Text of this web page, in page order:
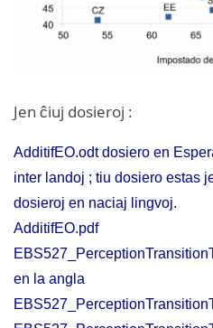
Jen ĉiuj dosieroj :
AdditifEO.odt dosiero en
inter landoj ; tiu dosiero estas
dosieroj en naciaj lingvoj.
AdditifEO.pdf
en la angla